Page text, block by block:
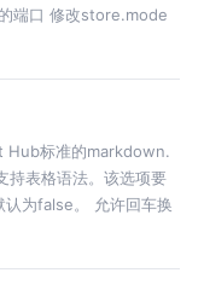
端口 修改store.mode
Hub标准的markdown.
表格语法。该选项要
为false。 允许回车换